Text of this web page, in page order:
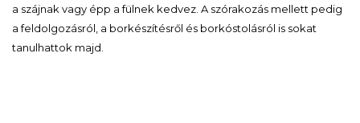
a szájnak vagy épp a fülnek kedvez. A szórakozás mellett pedig
a feldolgozásról, a borkészítésről és borkóstolásról is sokat
tanulhattok majd.